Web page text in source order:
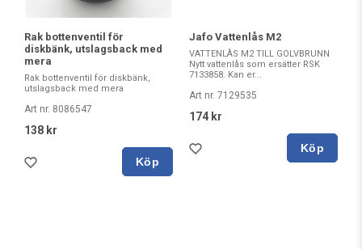
Rak bottenventil för
diskbänk, utslagsback med
mera
Rak bottenventil för diskbänk,
utslagsback med mera
Art nr. 8086547
138 kr
Köp
Jafo Vattenlås M2
VATTENLÅS M2 TILL GOLVBRUNN
Nytt vattenlås som ersätter RSK
7133858. Kan er...
Art nr. 7129535
174 kr
Köp